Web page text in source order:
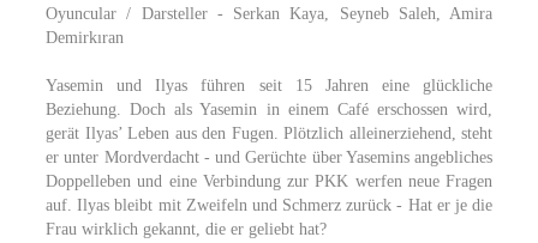
Oyuncular / Darsteller - Serkan Kaya, Seyneb Saleh, Amira
Demirkıran
Yasemin und Ilyas führen seit 15 Jahren eine glückliche
Beziehung. Doch als Yasemin in einem Café erschossen wird,
gerät Ilyas’ Leben aus den Fugen. Plötzlich alleinerziehend, steht
er unter Mordverdacht - und Gerüchte über Yasemins angebliches
Doppelleben und eine Verbindung zur PKK werfen neue Fragen
auf. Ilyas bleibt mit Zweifeln und Schmerz zurück - Hat er je die
Frau wirklich gekannt, die er geliebt hat?